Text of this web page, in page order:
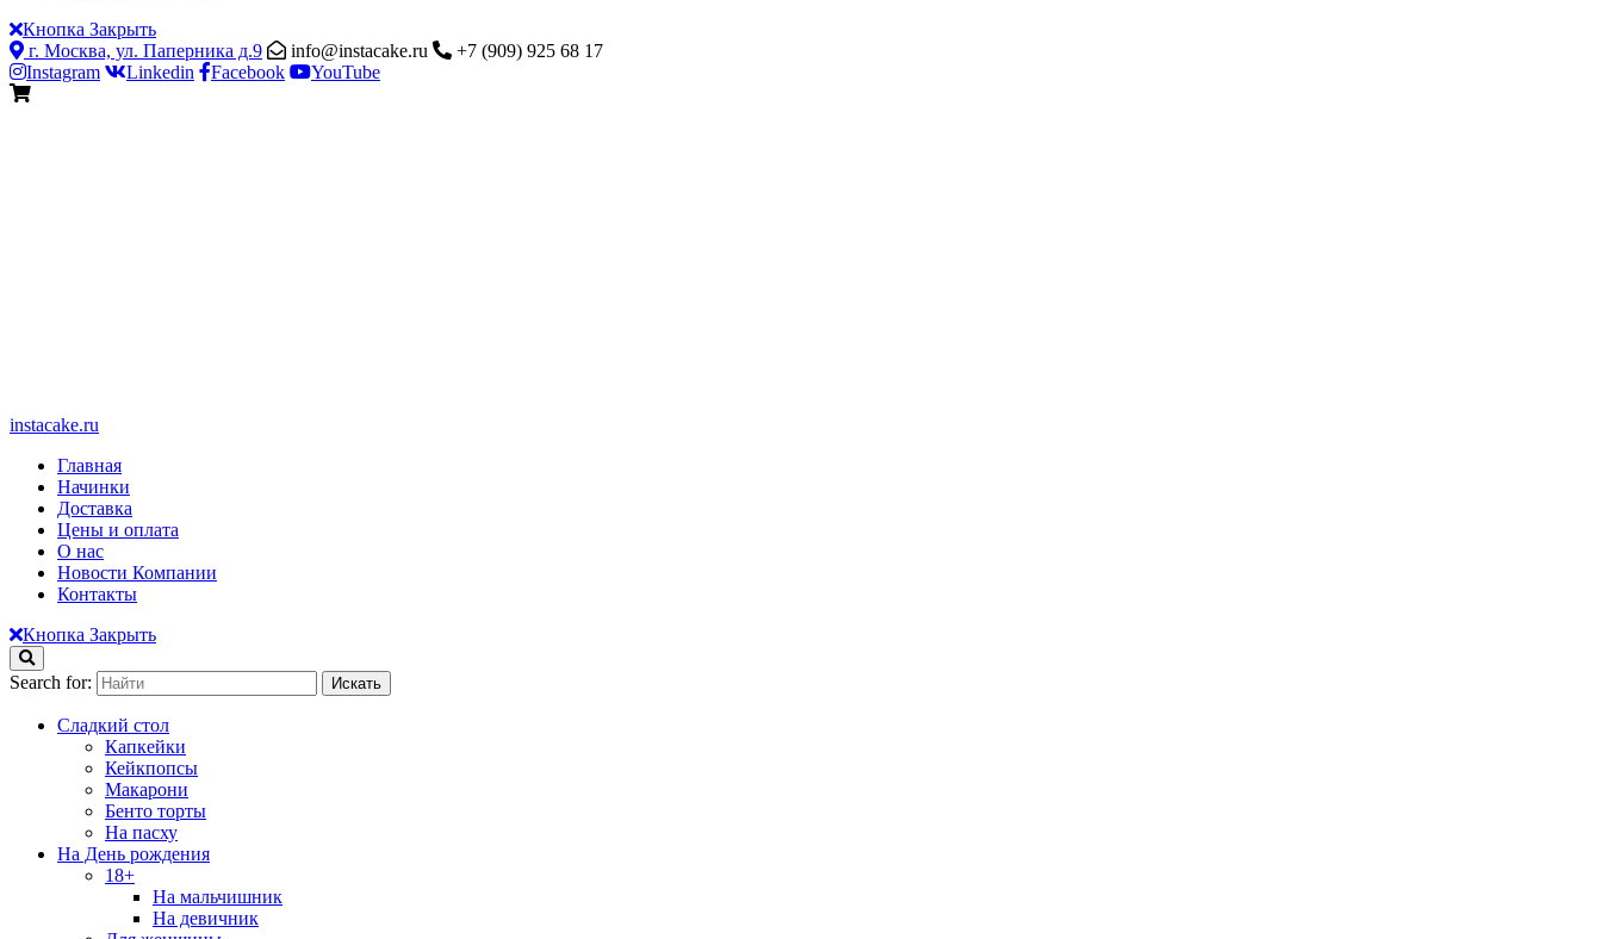
Кнопка Закрыть
г. Москва, ул. Паперника д.9
info@instacake.ru
+7 (909) 925 68 17
Instagram
Linkedin Facebook YouTube
instacake.ru
Главная
Начинки
Доставка
Цены и оплата
О нас
Новости Компании
Контакты
Кнопка Закрыть
Search for:
Сладкий стол
Капкейки
Кейкпопсы
Макарони
Бенто торты
На пасху
На День рождения
18+
На мальчишник
На девичник